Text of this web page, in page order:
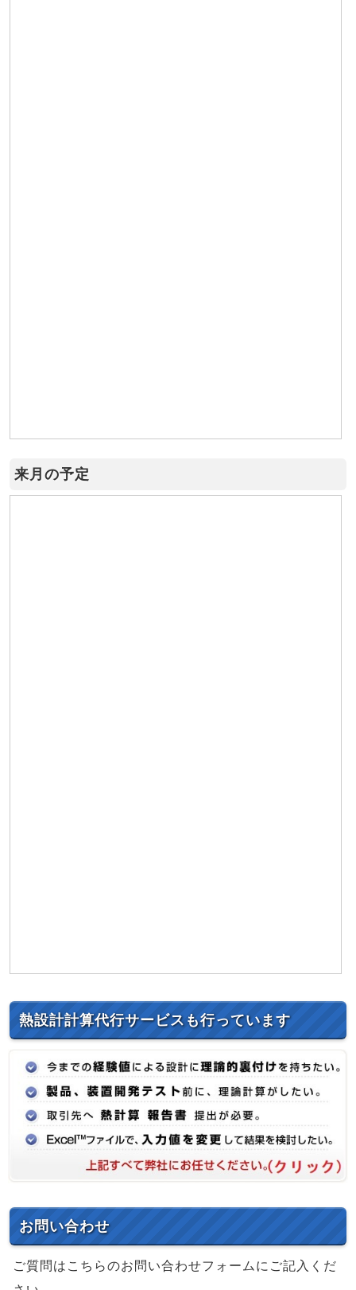
来月の予定
熱設計計算代行サービスも行っています
お問い合わせ
ご質問はこちらのお問い合わせフォームにご記入くだ